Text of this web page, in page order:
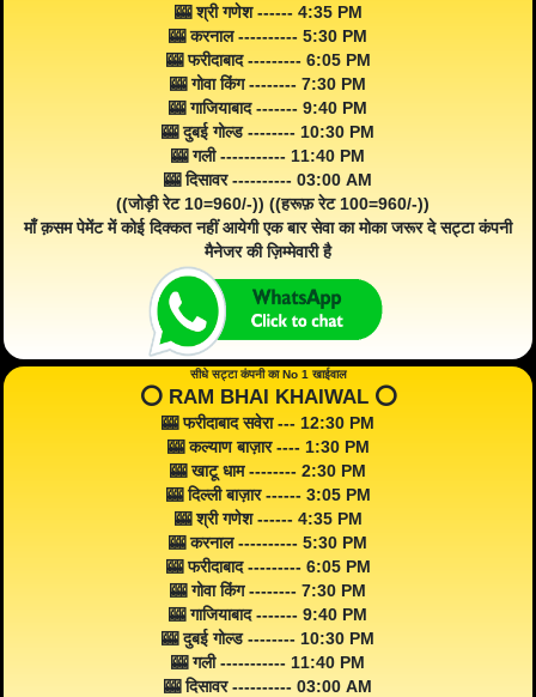
🎰 श्री गणेश ------ 4:35 PM
🎰 करनाल ---------- 5:30 PM
🎰 फरीदाबाद --------- 6:05 PM
🎰 गोवा किंग -------- 7:30 PM
🎰 गाजियाबाद ------- 9:40 PM
🎰 दुबई गोल्ड -------- 10:30 PM
🎰 गली ----------- 11:40 PM
🎰 दिसावर ---------- 03:00 AM
((जोड़ी रेट 10=960/-)) ((हरूफ़ रेट 100=960/-))
माँ क़सम पेमेंट में कोई दिक्कत नहीं आयेगी एक बार सेवा का मोका जरूर दे सट्टा कंपनी
मैनेजर की ज़िम्मेवारी है
सीधे सट्टा कंपनी का No 1 खाईवाल
⭕️ RAM BHAI KHAIWAL ⭕️
🎰 फरीदाबाद सवेरा --- 12:30 PM
🎰 कल्याण बाज़ार ---- 1:30 PM
🎰 खाटू धाम -------- 2:30 PM
🎰 दिल्ली बाज़ार ------ 3:05 PM
🎰 श्री गणेश ------ 4:35 PM
🎰 करनाल ---------- 5:30 PM
🎰 फरीदाबाद --------- 6:05 PM
🎰 गोवा किंग -------- 7:30 PM
🎰 गाजियाबाद ------- 9:40 PM
🎰 दुबई गोल्ड -------- 10:30 PM
🎰 गली ----------- 11:40 PM
🎰 दिसावर ---------- 03:00 AM